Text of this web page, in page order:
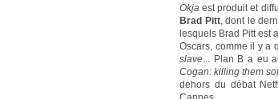
Okja est produit et
Brad Pitt, dont le
lesquels Brad Pitt est
Oscars, comme il y a
slave... Plan B a eu
Cogan: killing them
dehors du débat